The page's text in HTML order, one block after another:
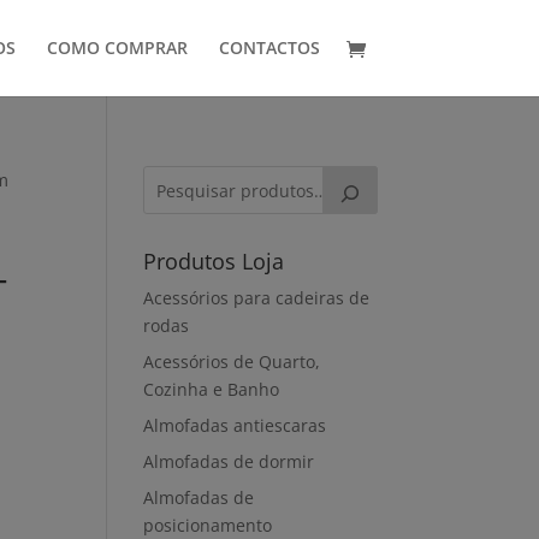
COMO COMPRAR CONTACTOS
Produtos Loja
Acessórios para cadeiras de
rodas
Acessórios de Quarto,
Cozinha e Banho
Almofadas antiescaras
Almofadas de dormir
Almofadas de
posicionamento